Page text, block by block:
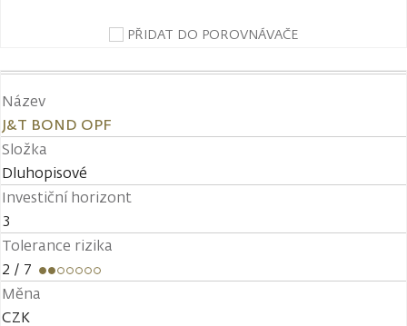
PŘIDAT DO POROVNÁVAČE
Název
J&T BOND OPF
Složka
Dluhopisové
Investiční horizont
3
Tolerance rizika
2 / 7
Měna
CZK